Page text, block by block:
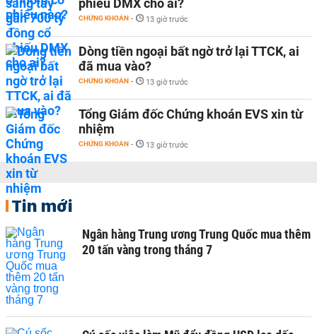
phiếu DMX cho ai?
CHỨNG KHOÁN - 13 giờ trước
Dòng tiền ngoại bất ngờ trở lại TTCK, ai
đã mua vào?
CHỨNG KHOÁN - 13 giờ trước
Tổng Giám đốc Chứng khoán EVS xin từ
nhiệm
CHỨNG KHOÁN - 13 giờ trước
Tin mới
Ngân hàng Trung ương Trung Quốc mua thêm
20 tấn vàng trong tháng 7